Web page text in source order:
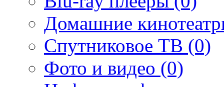
Домашние
Спутниковое ТВ (0)
Фото и видео (0)